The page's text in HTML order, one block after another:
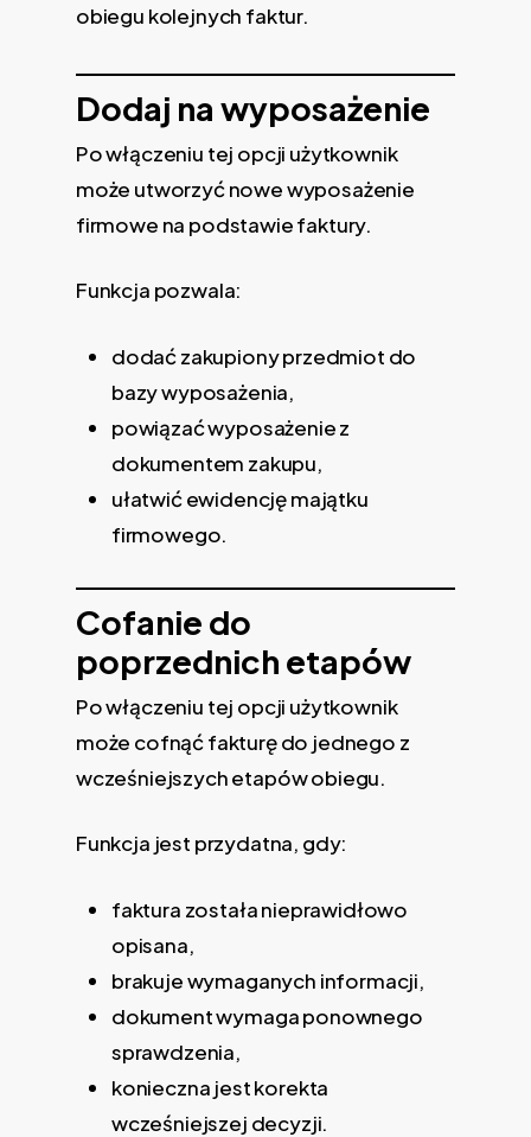
obiegu kolejnych faktur.
Dodaj na wyposażenie
Po włączeniu tej opcji użytkownik
może utworzyć nowe wyposażenie
firmowe na podstawie faktury.
Funkcja pozwala:
dodać zakupiony przedmiot do
bazy wyposażenia,
powiązać wyposażenie z
dokumentem zakupu,
ułatwić ewidencję majątku
firmowego.
Cofanie do
poprzednich etapów
Po włączeniu tej opcji użytkownik
może cofnąć fakturę do jednego z
wcześniejszych etapów obiegu.
Funkcja jest przydatna, gdy:
faktura została nieprawidłowo
opisana,
brakuje wymaganych informacji,
dokument wymaga ponownego
sprawdzenia,
konieczna jest korekta
wcześniejszej decyzji.